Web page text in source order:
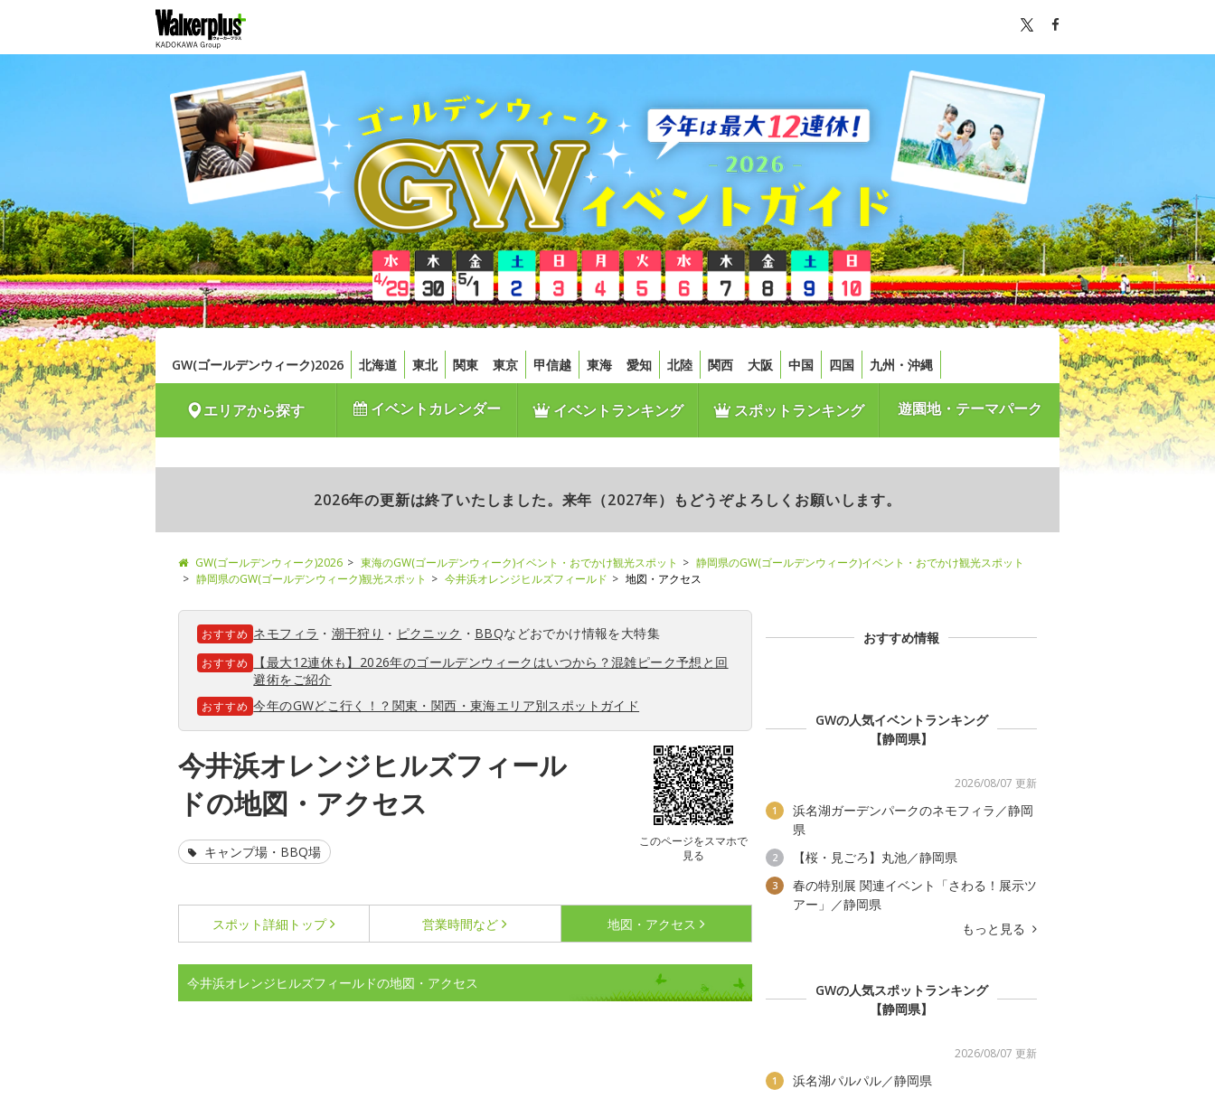
GW(ゴールデンウィーク)2026 北海道 東北 関東 東京 甲信越 東海 愛知 北陸 関西 大阪 中国 四国 九州・沖縄
エリアから探す イベントカレンダー イベントランキング スポットランキング 遊園地・テーマパーク
2026年の更新は終了いたしました。来年（2027年）もどうぞよろしくお願いします。
GW(ゴールデンウィーク)2026 東海のGW(ゴールデンウィーク)イベント・おでかけ観光スポット
静岡県のGW(ゴールデンウィーク)イベント・おでかけ観光スポット
静岡県のGW(ゴールデンウィーク)観光スポット
今井浜オレンジヒルズフィールド 地図・アクセス
おすすめ ネモフィラ ・ 潮干狩り ・ ピクニック ・ BBQなどおでかけ情報を大特集
おすすめ
【最大12連休も】2026年のゴールデンウィークはいつから？混雑ピーク予想と回
避術をご紹介
おすすめ 今年のGWどこ行く！？関東・関西・東海エリア別スポットガイド
今井浜オレンジヒルズフィール
ドの地図・アクセス
このページをスマホで
見る
キャンプ場・BBQ場
スポット詳細 トップ 営業時間など 地図・アクセス
今井浜オレンジヒルズフィールドの地図・アクセス
おすすめ情報
GWの人気イベントランキング
【静岡県】
2026/08/07 更新
1
浜名湖ガーデンパークのネモフィラ／静岡
県
2 【桜・見ごろ】丸池／静岡県
3
春の特別展 関連イベント「さわる！展示ツ
アー」／静岡県
もっと見る
GWの人気スポットランキング
【静岡県】
2026/08/07 更新
1 浜名湖パルパル／静岡県